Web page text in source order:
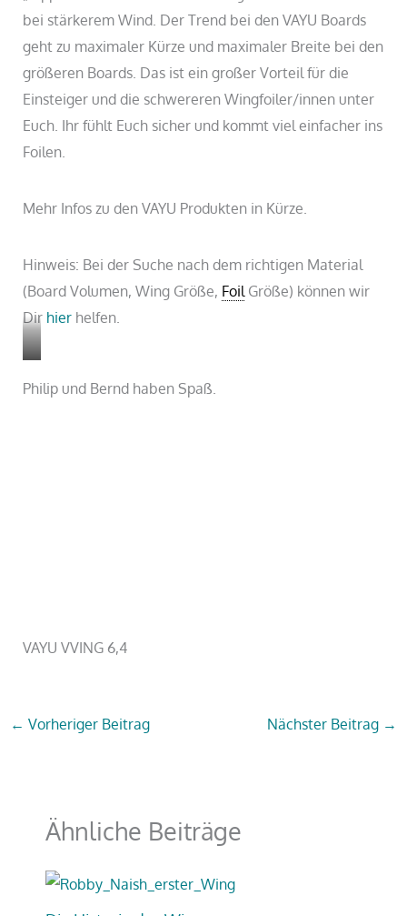
bei stärkerem Wind. Der Trend bei den VAYU Boards
geht zu maximaler Kürze und maximaler Breite bei den
größeren Boards. Das ist ein großer Vorteil für die
Einsteiger und die schwereren Wingfoiler/innen unter
Euch. Ihr fühlt Euch sicher und kommt viel einfacher ins
Foilen.
Mehr Infos zu den VAYU Produkten in Kürze.
Hinweis: Bei der Suche nach dem richtigen Material
(Board Volumen, Wing Größe, Foil Größe) können wir
Dir hier helfen.
Philip und Bernd haben Spaß.
VAYU VVING 6,4
← Vorheriger Beitrag Nächster Beitrag →
Ähnliche Beiträge